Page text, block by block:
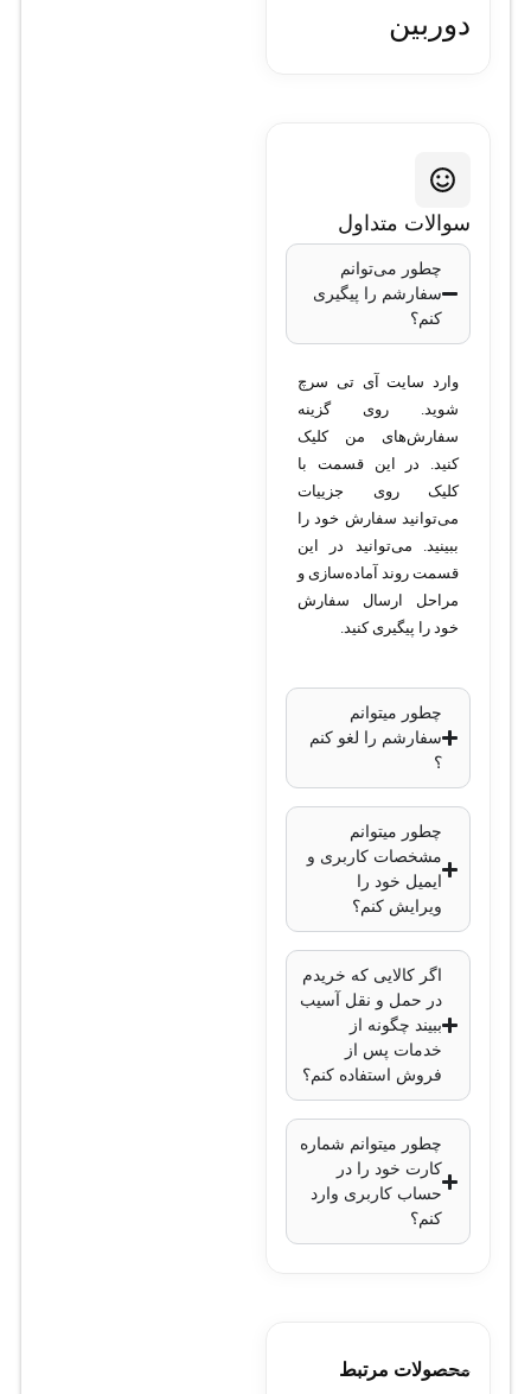
دوربین
C34XS
I3W/E/Y/M/2.8mm/V4.2
نوع دوربین: تحت
شبکه (IP)
کیفیت تصویر
مگاپیکسل
لنز
: ثابت 2.8
میلی‌متر با زاویه دید
115 درجه
قابلیت دید در شب
نور مادون قرمز
استاندارد مقاومتی
IP67 (مقاوم در
برابر آب و گرد و
فشرده‌سازی ویدئو
H.265 برای کاهش
حجم فایل‌ها
قابلیت‌های هوش
مصنوعی: تشخیص
حرکت، تحلیل
هوشمند تصاویر
پشتیبانی از PoE
:
بله، پشتیبانی از
PoE برای تأمین
برق از طریق کابل
شبکه
پورت شبکه: یک
60 درجه سانتی‌گراد
سوالات متداول
چطور می‌توانم
سفارشم را پیگیری
کنم؟
وارد سایت آی تی سرچ
شوید. روی گزینه
سفارش‌های من کلیک
کنید. در این قسمت با
کلیک روی جزییات
می‌توانید سفارش خود را
ببینید. می‌توانید در این
قسمت روند آماده‌سازی و
مراحل ارسال سفارش
خود را پیگیری کنید.
چطور میتوانم
سفارشم را لغو کنم
؟
چطور میتوانم
مشخصات کاربری و
ایمیل خود را
ویرایش کنم؟
اگر کالایی که خریدم
در حمل و نقل آسیب
ببیند چگونه از
خدمات پس از
فروش استفاده کنم؟
چطور میتوانم شماره
کارت خود را در
حساب کاربری وارد
کنم؟
محصولات مرتبط